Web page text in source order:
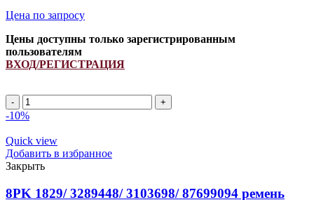
Цена по запросу
Цены доступны только зарегистрированным
пользователям
ВХОД/РЕГИСТРАЦИЯ
5PK
950
поликлиновой
INDFORCE
Strongest
quantity
-10%
Quick view
Добавить в избранное
Закрыть
8PK 1829/ 3289448/ 3103698/ 87699094 ремень